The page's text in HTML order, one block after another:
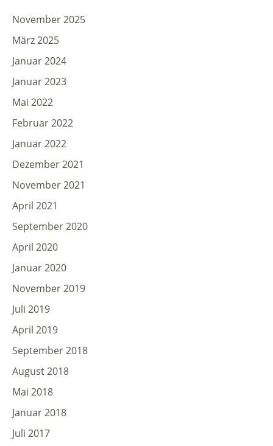
November 2025
März 2025
Januar 2024
Januar 2023
Mai 2022
Februar 2022
Januar 2022
Dezember 2021
November 2021
April 2021
September 2020
April 2020
Januar 2020
November 2019
Juli 2019
April 2019
September 2018
August 2018
Mai 2018
Januar 2018
Juli 2017